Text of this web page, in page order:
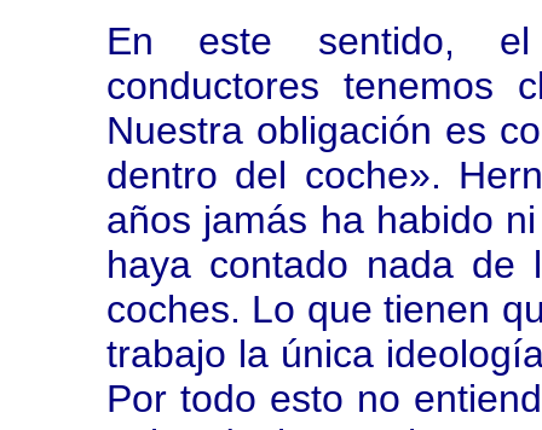
En este sentido, el
conductores tenemos
Nuestra obligación es
dentro del coche».
años jamás ha habido
haya contado nada
coches. Lo que tienen
trabajo la única
Por todo esto no